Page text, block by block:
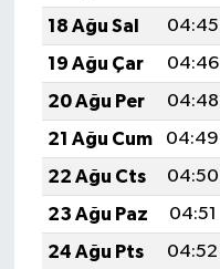
18 Ağu Sal
04:45
19 Ağu Çar
04:46
20 Ağu Per
04:48
21 Ağu Cum
04:49
22 Ağu Cts
04:50
23 Ağu Paz
04:51
24 Ağu Pts
04:52